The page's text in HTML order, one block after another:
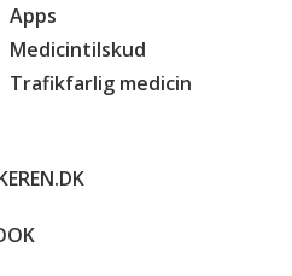
Apps
Medicintilskud
Trafikfarlig medicin